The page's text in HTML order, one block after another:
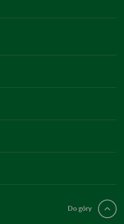
Do góry